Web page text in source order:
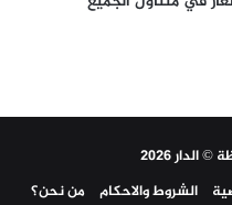
2026
الشروط والاحكام من نحن؟